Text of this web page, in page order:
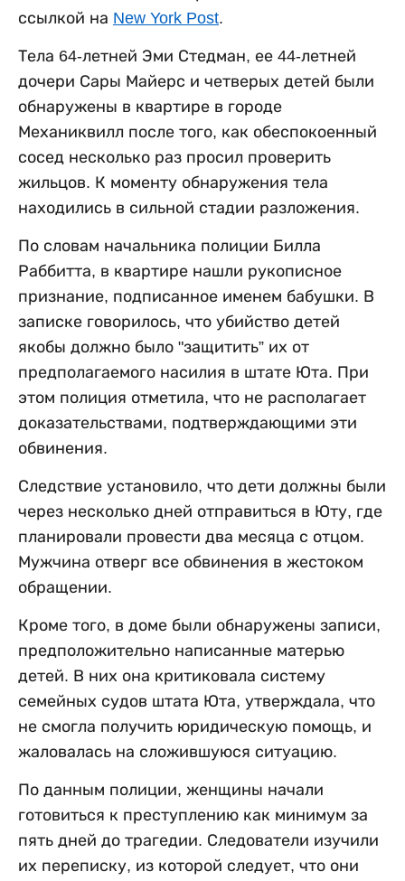
ссылкой на New York Post.
Тела 64-летней Эми Стедман, ее 44-летней
дочери Сары Майерс и четверых детей были
обнаружены в квартире в городе
Механиквилл после того, как обеспокоенный
сосед несколько раз просил проверить
жильцов. К моменту обнаружения тела
находились в сильной стадии разложения.
По словам начальника полиции Билла
Раббитта, в квартире нашли рукописное
признание, подписанное именем бабушки. В
записке говорилось, что убийство детей
якобы должно было "защитить” их от
предполагаемого насилия в штате Юта. При
этом полиция отметила, что не располагает
доказательствами, подтверждающими эти
обвинения.
Следствие установило, что дети должны были
через несколько дней отправиться в Юту, где
планировали провести два месяца с отцом.
Мужчина отверг все обвинения в жестоком
обращении.
Кроме того, в доме были обнаружены записи,
предположительно написанные матерью
детей. В них она критиковала систему
семейных судов штата Юта, утверждала, что
не смогла получить юридическую помощь, и
жаловалась на сложившуюся ситуацию.
По данным полиции, женщины начали
готовиться к преступлению как минимум за
пять дней до трагедии. Следователи изучили
их переписку, из которой следует, что они